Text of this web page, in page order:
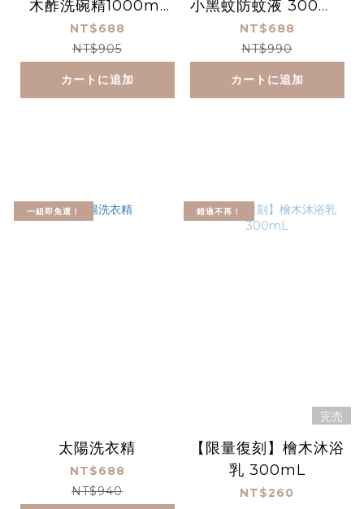
木酢洗碗精1000ml
+廚房清潔450ml+木
酢洗手慕斯340ml
NT$688
NT$905
カートに追加
小黑蚊防蚊液 300mL
+60mL
NT$688
NT$990
カートに追加
一組即免運！
太陽洗衣精
NT$688
NT$940
錯過不再！
完売
【限量復刻】檜木沐浴
乳 300mL
NT$260